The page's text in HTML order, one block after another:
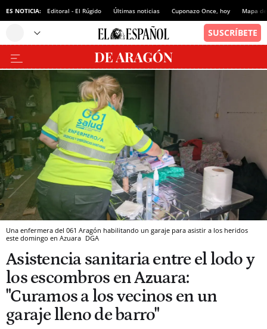
ES NOTICIA: Editoral - El Rúgido Últimas noticias Cuponazo Once, hoy Mapa
Una enfermera del 061 Aragón habilitando un garaje para asistir a los heridos
este domingo en Azuara DGA
Asistencia sanitaria entre el lodo y
los escombros en Azuara:
"Curamos a los vecinos en un
garaje lleno de barro"